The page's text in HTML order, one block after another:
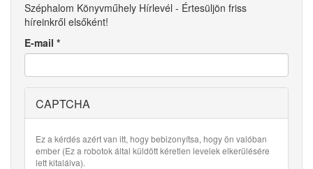
Széphalom Könyvműhely Hírlevél - Értesüljön friss
híreinkről elsőként!
E-mail *
CAPTCHA
Ez a kérdés azért van itt, hogy bebizonyítsa, hogy ön valóban
ember (Ez a robotok által küldött kéretlen levelek elkerülésére
lett kitalálva).